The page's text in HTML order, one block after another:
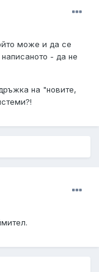
може и да се
- да не
на "новите,